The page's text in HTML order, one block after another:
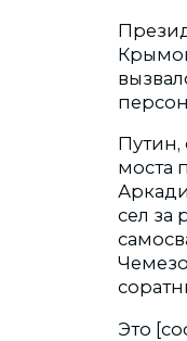
Путин,
моста
сел за
Это